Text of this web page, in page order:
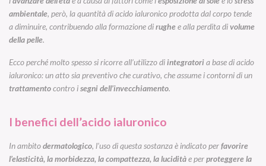
ambientale, però, la quantità di acido ialuronico prodotta dal corpo tende
a diminuire, contribuendo alla formazione dirughee alla perdita divolume
della pelle.
Ecco perché molto spesso si ricorre all’utilizzo diintegratoria base di acido
ialuronico: un atto sia preventivo che curativo, che assume i contorni di un
trattamentocontro isegni dell’invecchiamento.
I benefici dell’acido ialuronico
In ambitodermatologico, l’uso di questa sostanza è indicato perfavorire
l’elasticità, la morbidezza, la compattezza, la luciditàe perproteggere la